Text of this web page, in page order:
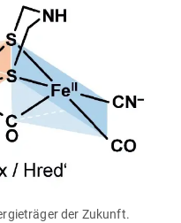
der Zukunft.